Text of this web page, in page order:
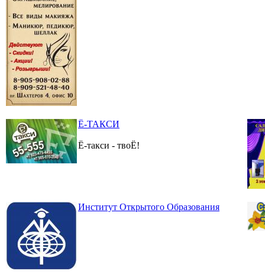
Ё-ТАКСИ
Ё-такси - твоЁ!
Институт Открытого Образования